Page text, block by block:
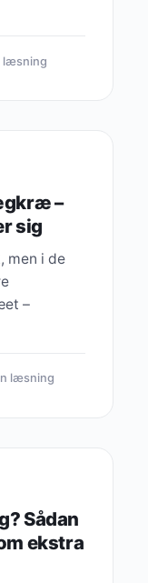
læsning
–
sig
men i de
–
læsning
Sådan
ekstra